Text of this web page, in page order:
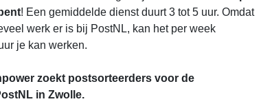
! Een gemiddelde dienst duurt 3 tot 5 uur. Omdat
werk er is bij PostNL, kan het per week
je kan werken.
zoekt postsorteerders voor de
in Zwolle.